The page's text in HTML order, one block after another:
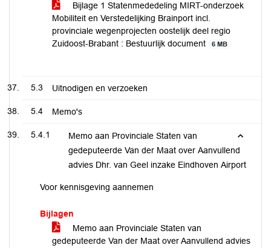
Bijlage 1 Statenmededeling MIRT-onderzoek
Mobiliteit en Verstedelijking Brainport incl.
provinciale wegenprojecten oostelijk deel regio
Zuidoost-Brabant : Bestuurlijk document
6 MB
5.3 Uitnodigen en verzoeken
5.4 Memo's
5.4.1
Memo aan Provinciale Staten van
gedeputeerde Van der Maat over Aanvullend
advies Dhr. van Geel inzake Eindhoven Airport
Voor kennisgeving aannemen
Bijlagen
Memo aan Provinciale Staten van
gedeputeerde Van der Maat over Aanvullend advies